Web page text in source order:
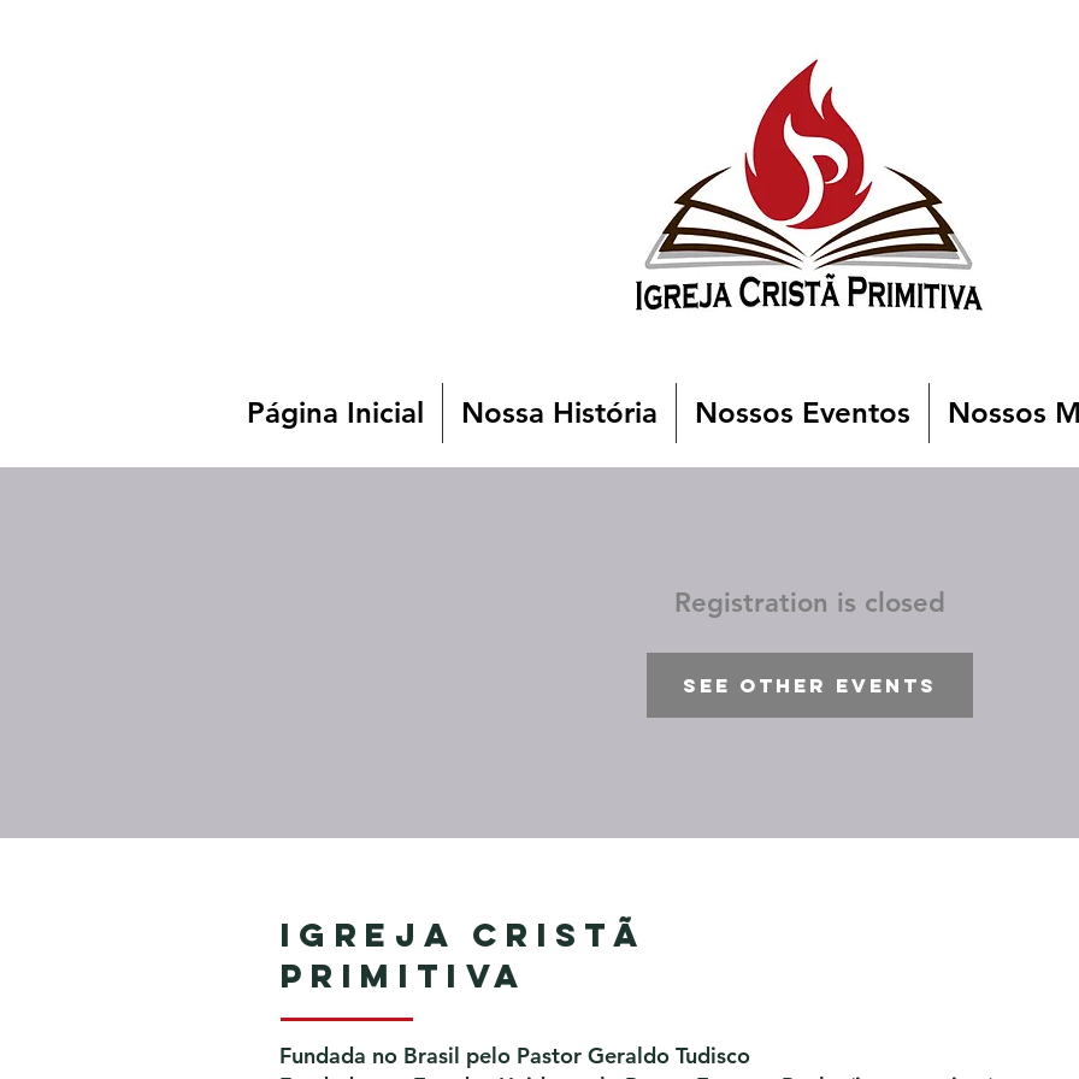
Página Inicial Nossa História Nossos Eventos Nossos
Registration is closed
See other events
Igreja Cristã
Primitiva
Fundada no Brasil pelo Pastor Geraldo Tudisco